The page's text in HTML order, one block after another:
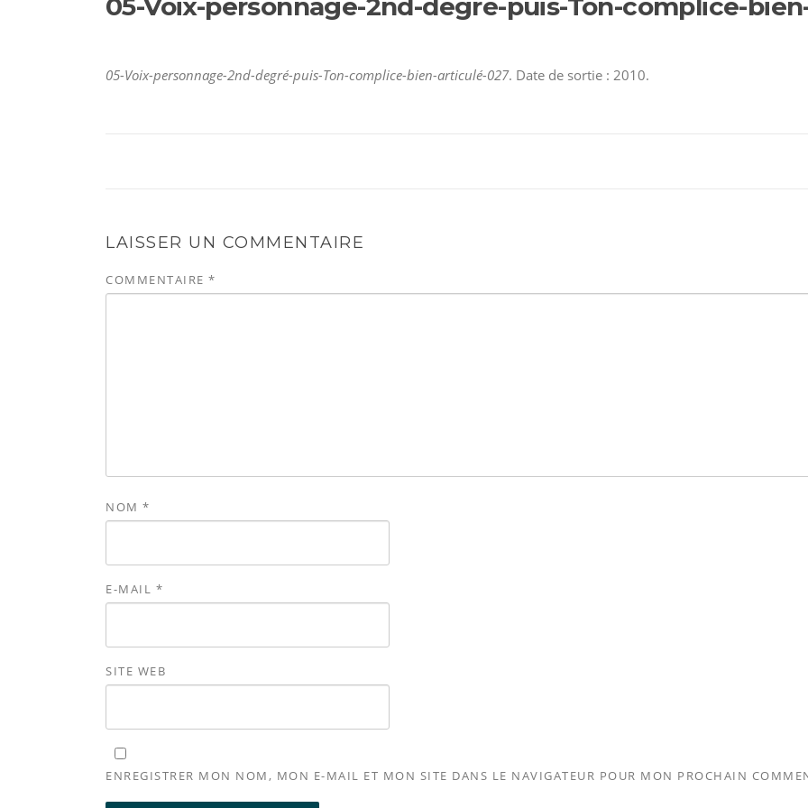
05-Voix-personnage-2nd-degré-puis-Ton-complice-
05-Voix-personnage-2nd-degré-puis-Ton-complice-bien-articulé-027. Date de sortie : 2010.
LAISSER UN COMMENTAIRE
COMMENTAIRE *
NOM *
E-MAIL *
SITE WEB
ENREGISTRER MON NOM, MON E-MAIL ET MON SITE DANS LE NAVIGATEUR POUR MON PROCHAIN